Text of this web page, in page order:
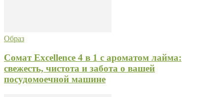
Образ
Сомат Excellence 4 в 1 с ароматом лайма:
свежесть, чистота и забота о вашей
посудомоечной машине